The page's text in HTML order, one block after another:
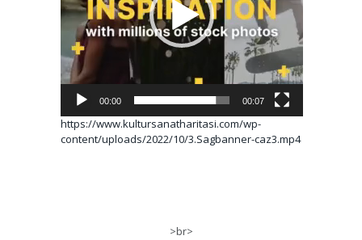
00:00 00:07
https://www.kultursanatharitasi.com/wp-
content/uploads/2022/10/3.Sagbanner-caz3.mp4
>br>